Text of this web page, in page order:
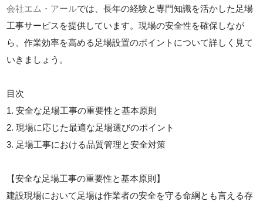
会社エム・アールでは、長年の経験と専門知識を活かした足場
工事サービスを提供しています。現場の安全性を確保しなが
ら、作業効率を高める足場設置のポイントについて詳しく見て
いきましょう。
目次
1. 安全な足場工事の重要性と基本原則
2. 現場に応じた最適な足場選びのポイント
3. 足場工事における品質管理と安全対策
【安全な足場工事の重要性と基本原則】
建設現場において足場は作業者の安全を守る命綱とも言える存